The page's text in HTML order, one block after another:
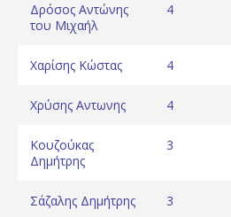
Δρόσος Αντώνης
του Μιχαήλ
4
Χαρίσης Κώστας 4
Χρύσης Αντωνης 4
Κουζούκας
Δημήτρης
3
Σάζαλης Δημήτρης 3